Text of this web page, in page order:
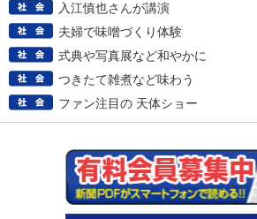
入江慎也さんが講演
夫婦で味噌づくり体験
式典や写真展など和やかに
つきたて雑煮など味わう
ファン注目の 天体ショー